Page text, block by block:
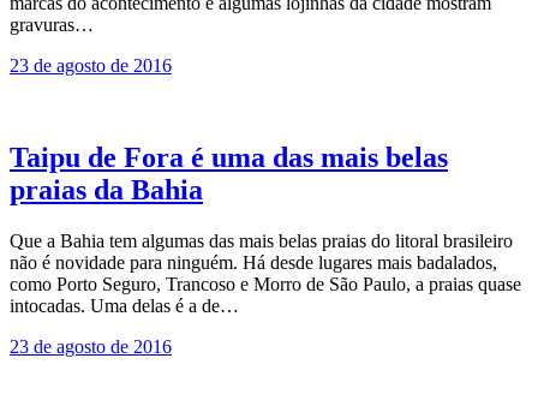
gravuras…
23 de agosto de 2016
Taipu de Fora é uma das mais belas
praias da Bahia
Que a Bahia tem algumas das mais belas praias do litoral brasileiro
não é novidade para ninguém. Há desde lugares mais badalados,
como Porto Seguro, Trancoso e Morro de São Paulo, a praias quase
intocadas. Uma delas é a de…
23 de agosto de 2016